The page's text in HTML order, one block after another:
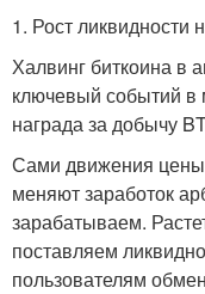
1. Рост ликвидности
Халвинг биткоина в
ключевый событий в
награда за добычу
Сами движения цены
меняют заработок
зарабатываем.
поставляем
пользователям